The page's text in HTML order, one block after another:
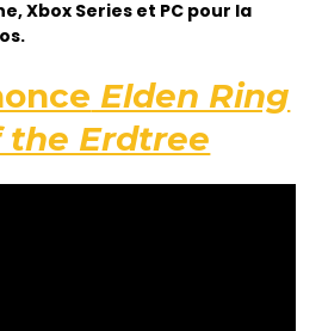
Xbox Series et PC pour la
Elden Ring
the Erdtree